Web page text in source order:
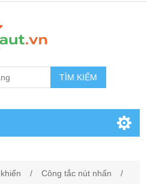
TÌM KIẾM
/ Công tắc nút nhấn
/